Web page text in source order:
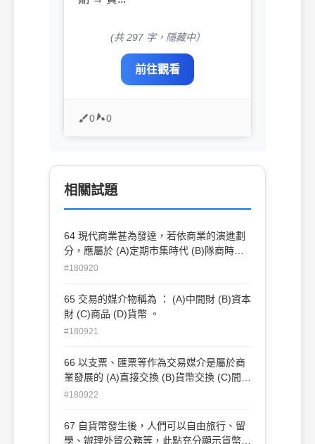
(共 297 字，隱藏中）
前往觀看
0 0
相關試題
64 現代商業甚為發達，若依商業的演進劃
分，應屬於 (A)定期市集時代 (B)隊商時代
(C)自足經濟時代(D)貨幣信用交易時
#180920
65 交易的媒介物稱為 ： (A)中間財 (B)資本
財 (C)商品 (D)貨幣 。
#180921
66 以支票、匯票等作為交易媒介是屬於商
業發展的 (A)直接交換 (B)貨幣交換 (C)間接
#180922
67 自貨幣發生後，人們可以自由旅行、留
學、辦理外貿公務等，此點充分顯示貨幣之